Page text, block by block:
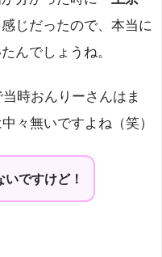
じだったので、本当に
んでしょうね。
時おんりーさんはま
々無いですよね（笑）
ですけど！